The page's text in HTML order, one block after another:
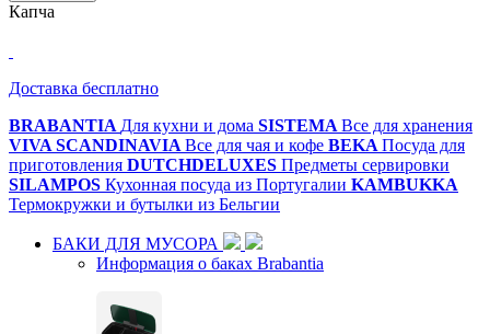
Капча
Доставка бесплатно
BRABANTIA Для кухни и дома SISTEMA Все для хранения
VIVA SCANDINAVIA Все для чая и кофе BEKA Посуда для
приготовления DUTCHDELUXES Предметы сервировки
SILAMPOS Кухонная посуда из Португалии KAMBUKKA
Термокружки и бутылки из Бельгии
БАКИ ДЛЯ МУСОРА
Информация о баках Brabantia